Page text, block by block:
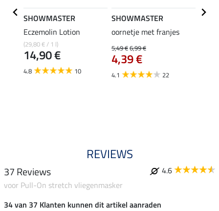
SHOWMASTER
Eczemolin Lotion
(29,80 € / 1 l)
14,90 €
4.8 10
SHOWMASTER
oornetje met franjes
5,49 €6,99 €
4,39 €
4.1 22
REVIEWS
37 Reviews
4.6
voor Pull-On stretch vliegenmasker
34 van 37 Klanten kunnen dit artikel aanraden